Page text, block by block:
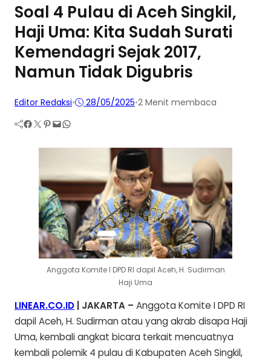
Soal 4 Pulau di Aceh Singkil,
Haji Uma: Kita Sudah Surati
Kemendagri Sejak 2017,
Namun Tidak Digubris
Editor Redaksi• 28/05/2025•2 Menit membaca
Facebook Twitter Pinterest Mail WhatsApp
Anggota Komite I DPD RI dapil Aceh, H. Sudirman
Haji Uma
LINEAR.CO.ID | JAKARTA – Anggota Komite I DPD RI
dapil Aceh, H. Sudirman atau yang akrab disapa Haji
Uma, kembali angkat bicara terkait mencuatnya
kembali polemik 4 pulau di Kabupaten Aceh Singkil,